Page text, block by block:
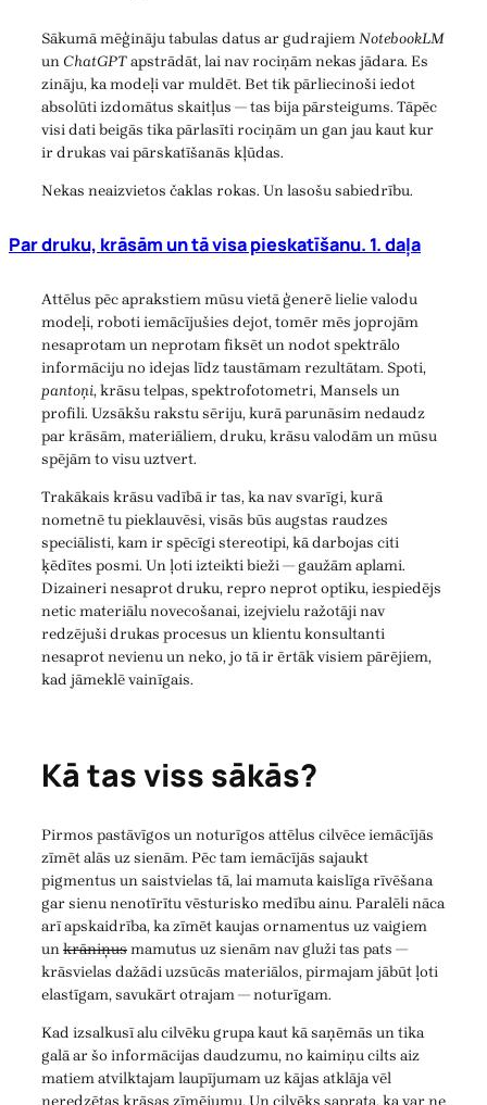
Sākumā mēģināju tabulas datus ar gudrajiemNotebookLM
un ChatGPTapstrādāt, lai nav rociņām nekas jādara. Es
zināju, ka modeļi var muldēt. Bet tik pārliecinoši iedot
absolūti izdomātus skaitļus — tas bija pārsteigums. Tāpēc
visi dati beigās tika pārlasīti rociņām un gan jau kaut kur
ir drukas vai pārskatīšanās kļūdas.
Nekas neaizvietos čaklas rokas. Un lasošu sabiedrību.
Par druku, krāsām un tā visa pieskatīšanu. 1. daļa
Attēlus pēc aprakstiem mūsu vietā ģenerē lielie valodu
modeļi, roboti iemācījušies dejot, tomēr mēs joprojām
nesaprotam un neprotam fiksēt un nodot spektrālo
informāciju no idejas līdz taustāmam rezultātam. Spoti,
pantoņi, krāsu telpas, spektrofotometri, Mansels un
profili. Uzsākšu rakstu sēriju, kurā parunāsim nedaudz
par krāsām, materiāliem, druku, krāsu valodām un mūsu
spējām to visu uztvert.
Trakākais krāsu vadībā ir tas, ka nav svarīgi, kurā
nometnē tu pieklauvēsi, visās būs augstas raudzes
speciālisti, kam ir spēcīgi stereotipi, kā darbojas citi
ķēdītes posmi. Un ļoti izteikti bieži — gaužām aplami.
Dizaineri nesaprot druku, repro neprot optiku, iespiedējs
netic materiālu novecošanai, izejvielu ražotāji nav
redzējuši drukas procesus un klientu konsultanti
nesaprot nevienu un neko, jo tā ir ērtāk visiem pārējiem,
kad jāmeklē vainīgais.
Kā tas viss sākās?
Pirmos pastāvīgos un noturīgos attēlus cilvēce iemācījās
zīmēt alās uz sienām. Pēc tam iemācījās sajaukt
pigmentus un saistvielas tā, lai mamuta kaislīga rīvēšana
gar sienu nenotīrītu vēsturisko medību ainu. Paralēli nāca
arī apskaidrība, ka zīmēt kaujas ornamentus uz vaigiem
unkrāniņusmamutus uz sienām nav gluži tas pats —
krāsvielas dažādi uzsūcās materiālos, pirmajam jābūt ļoti
elastīgam, savukārt otrajam — noturīgam.
Kad izsalkusī alu cilvēku grupa kaut kā saņēmās un tika
galā ar šo informācijas daudzumu, no kaimiņu cilts aiz
matiem atvilktajam laupījumam uz kājas atklāja vēl